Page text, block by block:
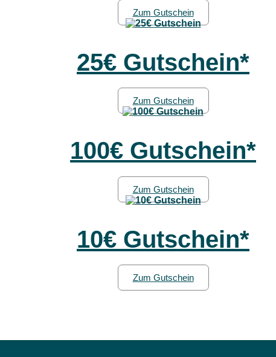
Zum Gutschein
25€ Gutschein*
Zum Gutschein
100€ Gutschein*
Zum Gutschein
10€ Gutschein*
Zum Gutschein